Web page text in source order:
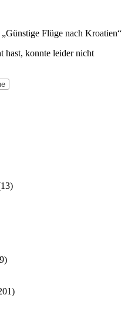
Flüge nach Kroatien“
hast, konnte leider nicht